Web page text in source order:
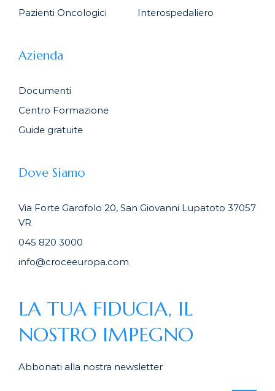
Pazienti Oncologici
Interospedaliero
Azienda
Documenti
Centro Formazione
Guide gratuite
Dove Siamo
Via Forte Garofolo 20, San Giovanni Lupatoto 37057
VR
045 820 3000
info@croceeuropa.com
LA TUA FIDUCIA, IL
NOSTRO IMPEGNO
Abbonati alla nostra newsletter